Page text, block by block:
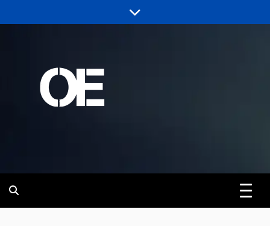
to
Revista | O
Empreiteiro